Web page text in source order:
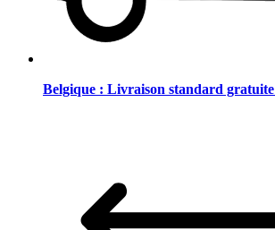
Belgique : Livraison standard gratuite